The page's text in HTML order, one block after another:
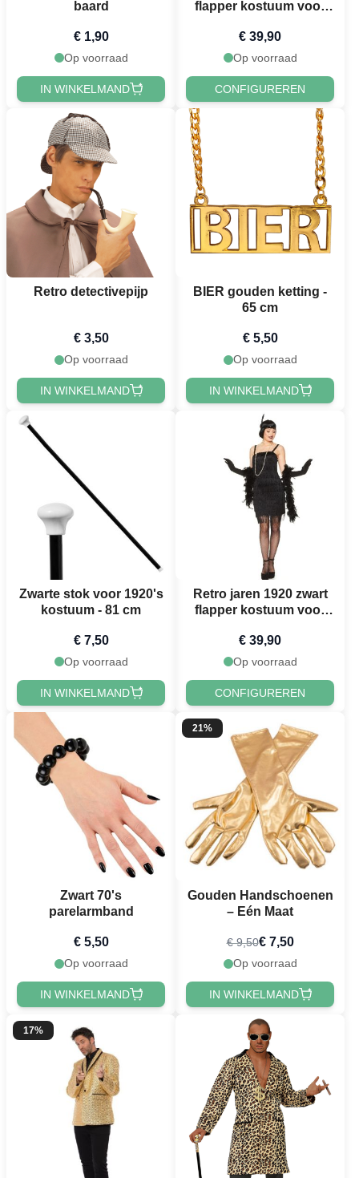
baard
€ 1,90
Op voorraad
IN WINKELMAND
flapper kostuum voor
€ 39,90
Op voorraad
CONFIGUREREN
Retro detectivepijp
€ 3,50
Op voorraad
IN WINKELMAND
BIER gouden ketting -
65 cm
€ 5,50
Op voorraad
IN WINKELMAND
Zwarte stok voor 1920's
kostuum - 81 cm
€ 7,50
Op voorraad
IN WINKELMAND
Retro jaren 1920 zwart
flapper kostuum voor
€ 39,90
Op voorraad
CONFIGUREREN
Zwart 70's
parelarmband
€ 5,50
Op voorraad
IN WINKELMAND
21%
Gouden Handschoenen
– Eén Maat
€ 9,50€ 7,50
Op voorraad
IN WINKELMAND
17%